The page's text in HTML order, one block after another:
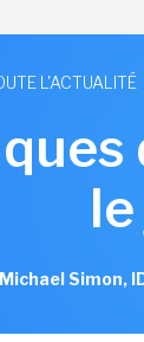
L'ACTUALITÉ
Michael Simon,